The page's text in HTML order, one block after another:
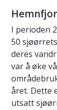
I perioden
50
deres
var å øke
året. Dette
utsatt